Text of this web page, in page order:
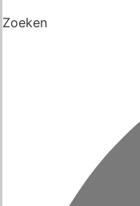
Zoeken